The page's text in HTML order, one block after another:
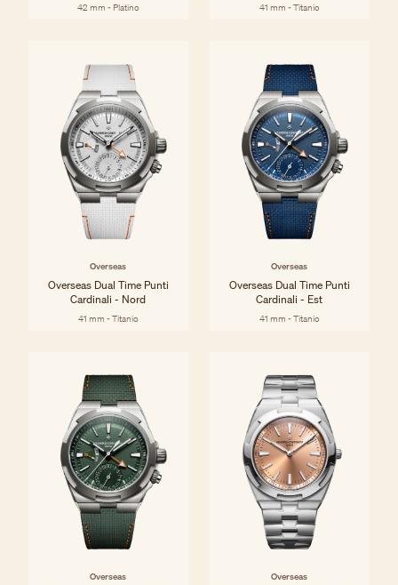
42 mm - Platino 41 mm - Titanio
Overseas
Overseas Dual Time Punti
Cardinali - Nord
41 mm - Titanio
Overseas
Overseas Dual Time Punti
Cardinali - Est
41 mm - Titanio
Overseas Overseas